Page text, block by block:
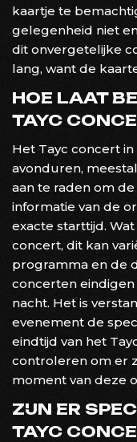
kaartje te
gelegenheid niet
dit onvergetelijke
lang, want de
HOE LAAT
TAYC
Het Tayc concert
avonduren,
aan te raden om
informatie van de
exacte starttijd.
concert, dit kan
programma en de
concerten eindigen
nacht. Het is
evenement de
eindtijd van het
controleren om er
moment van deze
ZIJN ER
TAYC